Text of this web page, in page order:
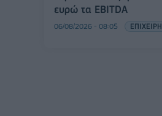
ευρώ τα EBITDA
06/08/2026 - 08:05